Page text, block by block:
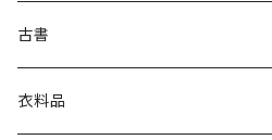
絵本・児童書
娯楽・エンターテインメント
古書
古書セット
衣料品